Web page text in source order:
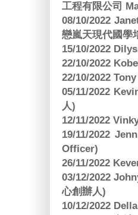
工程有限公司
08/10/2022
戀嵐天現代國學
15/10/2022
22/10/2022
22/10/2022
05/11/2022
人)
12/11/2022
19/11/2022
Officer)
26/11/2022
03/12/2022
心創辦人)
10/12/2022